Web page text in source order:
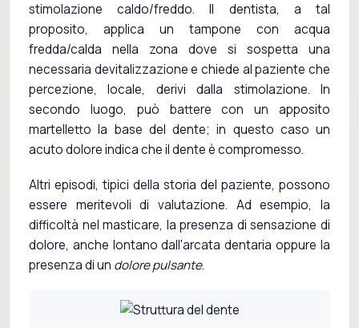
stimolazione caldo/freddo. Il dentista, a tal
proposito, applica un tampone con acqua
fredda/calda nella zona dove si sospetta una
necessaria devitalizzazione e chiede al paziente che
percezione, locale, derivi dalla stimolazione. In
secondo luogo, può battere con un apposito
martelletto la base del dente; in questo caso un
acuto dolore indica che il dente è compromesso.
Altri episodi, tipici della storia del paziente, possono
essere meritevoli di valutazione. Ad esempio, la
difficoltà nel masticare, la presenza di sensazione di
dolore, anche lontano dall'arcata dentaria oppure la
presenza di un dolore pulsante.